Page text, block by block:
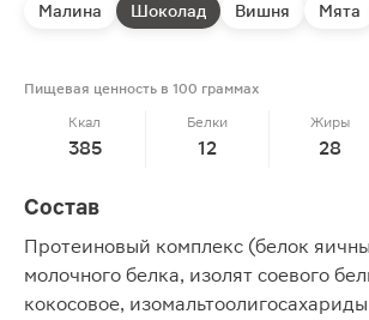
Малина Шоколад Вишня Мята
Пищевая ценность в 100 граммах
Ккал
385
Белки
12
Жиры
28
Состав
Протеиновый комплекс (белок
молочного белка, изолят соевого
кокосовое,